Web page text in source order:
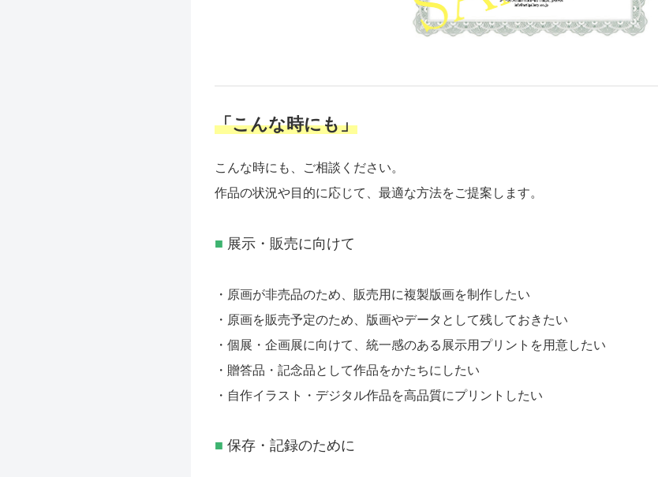
「こんな時にも」
こんな時にも、ご相談ください。
作品の状況や目的に応じて、最適な方法をご提案します。
■ 展示・販売に向けて
・ 原画が非売品のため、販売用に複製版画を制作したい
・原画を販売予定のため、版画やデータとして残しておきたい
・個展・企画展に向けて、統一感のある展示用プリントを用意したい
・ 贈答品・記念品として作品をかたちにしたい
・自作イラスト・デジタル作品を高品質にプリントしたい
■ 保存・記録のために